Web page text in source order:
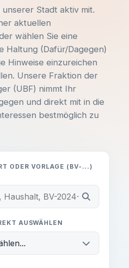
Stadt aktiv mit.
aktuellen
wählen Sie eine
Haltung (Dafür/Dagegen)
Hinweise einzureichen
Unsere Fraktion der
(UBF) nimmt Ihr
und direkt mit in die
bestmöglich zu
ODER VORLAGE (BV-...)
AUSWÄHLEN
oder Anliegen?
aktiv einbringen
zu unseren
oder einfach nur ein
melden willst –
bei uns!
klar, danke!